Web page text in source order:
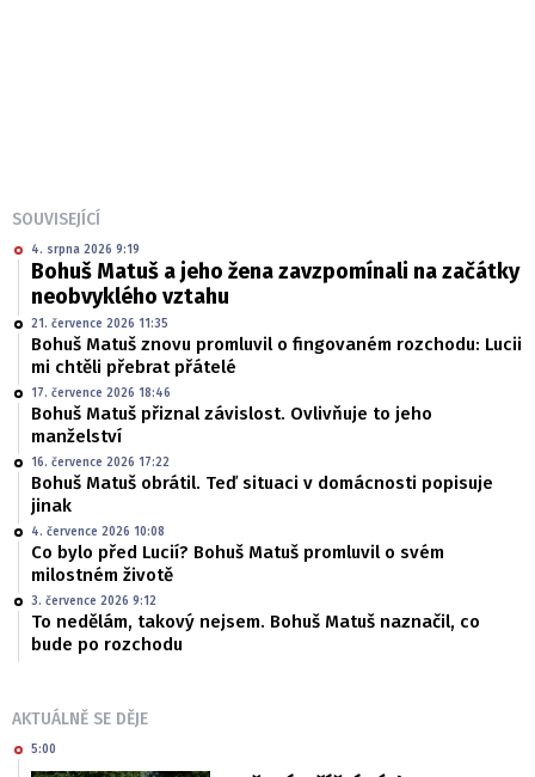
SOUVISEJÍCÍ
4. srpna 2026 9:19
Bohuš Matuš a jeho žena zavzpomínali na začátky
neobvyklého vztahu
21. července 2026 11:35
Bohuš Matuš znovu promluvil o fingovaném rozchodu: Lucii
mi chtěli přebrat přátelé
17. července 2026 18:46
Bohuš Matuš přiznal závislost. Ovlivňuje to jeho
manželství
16. července 2026 17:22
Bohuš Matuš obrátil. Teď situaci v domácnosti popisuje
jinak
4. července 2026 10:08
Co bylo před Lucií? Bohuš Matuš promluvil o svém
milostném životě
3. července 2026 9:12
To nedělám, takový nejsem. Bohuš Matuš naznačil, co
bude po rozchodu
AKTUÁLNĚ SE DĚJE
5:00